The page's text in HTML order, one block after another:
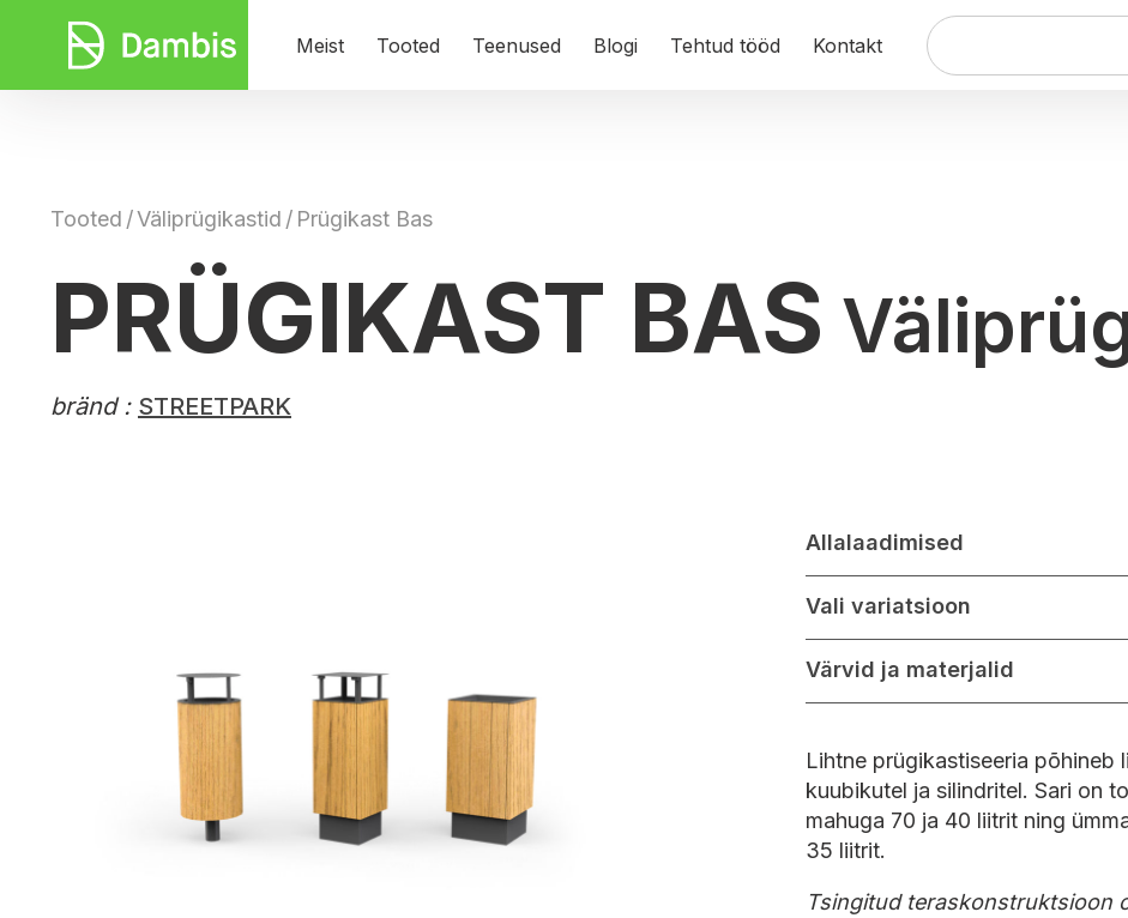
Meist Tooted Teenused Blogi Tehtud tööd Kontakt
Products
search
Tooted /Väliprügikastid / Prügikast Bas
PRÜGIKAST BAS
bränd : STREETPARK
Allalaadimised
Vali variatsioon
Värvid ja materjalid
Lihtne prügikastiseeria põhineb
kuubikutel ja silindritel. Sari on
mahuga 70 ja 40 liitrit ning
35 liitrit.
Tsingitud teraskonstruktsioon